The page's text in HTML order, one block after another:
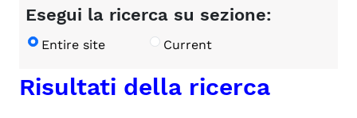
Esegui la ricerca su sezione:
Entire site Current
Risultati della ricerca